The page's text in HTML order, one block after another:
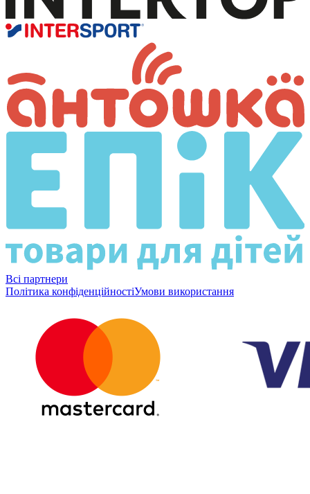
Всі партнери
Політика конфіденційностіУмови використання